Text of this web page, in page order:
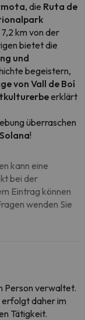
, die Ruta de
7,2 km von der
bietet die
und
begeistern,
von Vall de Boí
erklärt
überraschen
!
kann eine
bei der
Eintrag können
wenden Sie
Person verwaltet.
erfolgt daher im
Tätigkeit.